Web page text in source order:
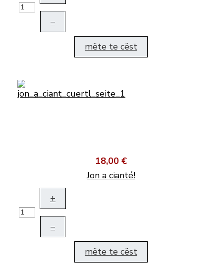
–
mëte te cëst
18,00 €
Jon a cianté!
+
–
mëte te cëst